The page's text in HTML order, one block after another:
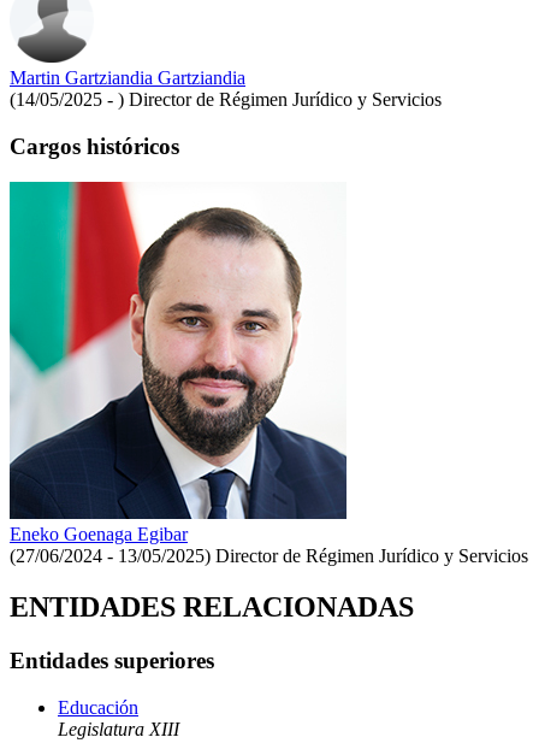
Martin Gartziandia Gartziandia
(14/05/2025 - ) Director de Régimen Jurídico y Servicios
Cargos históricos
Eneko Goenaga Egibar
(27/06/2024 - 13/05/2025) Director de Régimen Jurídico y Servicios
ENTIDADES RELACIONADAS
Entidades superiores
Educación
Legislatura XIII